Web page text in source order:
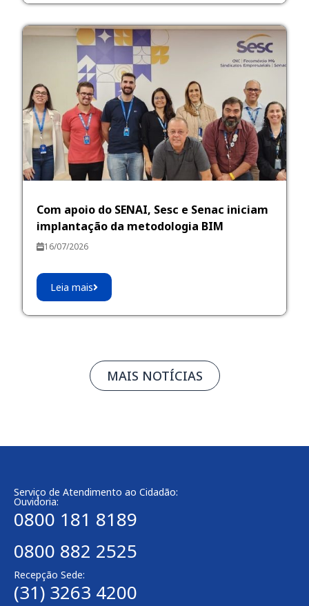
Com apoio do SENAI, Sesc e Senac iniciam
implantação da metodologia BIM
16/07/2026
Leia mais
MAIS NOTÍCIAS
Serviço de Atendimento ao Cidadão:
Ouvidoria:
0800 181 8189
0800 882 2525
Recepção Sede:
(31) 3263 4200